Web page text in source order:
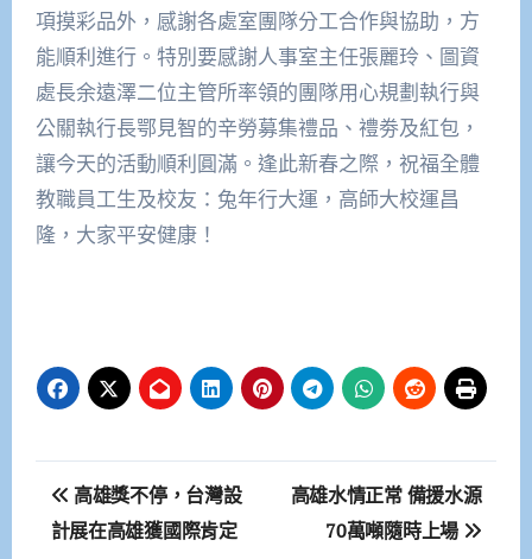
項摸彩品外，感謝各處室團隊分工合作與協助，方
能順利進行。特別要感謝人事室主任張麗玲、圖資
處長余遠澤二位主管所率領的團隊用心規劃執行與
公關執行長鄂見智的辛勞募集禮品、禮劵及紅包，
讓今天的活動順利圓滿。逢此新春之際，祝福全體
教職員工生及校友：兔年行大運，高師大校運昌
隆，大家平安健康！
文
章
高雄獎不停，台灣設
計展在高雄獲國際肯定
高雄水情正常 備援水源
70萬噸隨時上場